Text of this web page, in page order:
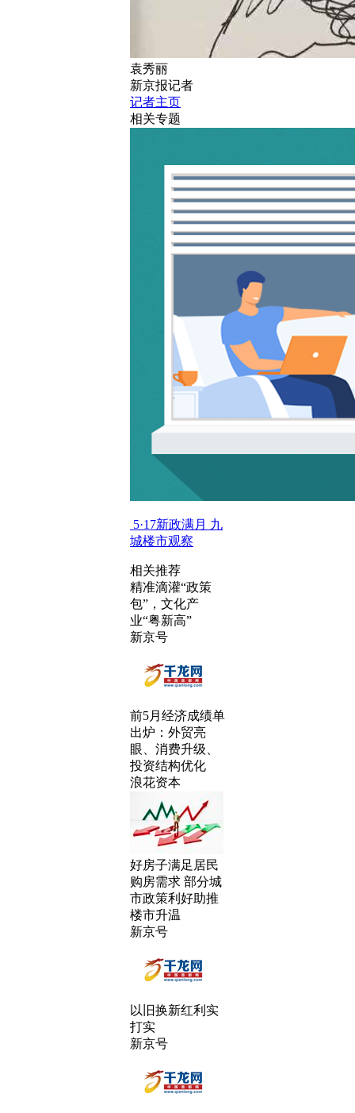
袁秀丽
新京报记者
记者主页
相关专题
5·17新政满月 九
城楼市观察
相关推荐
精准滴灌“政策
包”，文化产
业“粤新高”
新京号
前5月经济成绩单
出炉：外贸亮
眼、消费升级、
投资结构优化
浪花资本
好房子满足居民
购房需求 部分城
市政策利好助推
楼市升温
新京号
以旧换新红利实
打实
新京号